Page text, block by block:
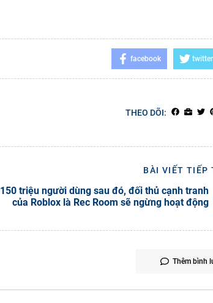
facebook twitter
THEO DÕI:
BÀI VIẾT TIẾP
150 triệu người dùng sau đó, đối thủ cạnh tranh
của Roblox là Rec Room sẽ ngừng hoạt động
Thêm bình